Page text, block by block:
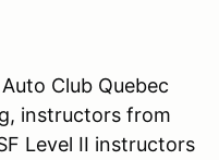
Club Quebec
instructors from
Level II instructors